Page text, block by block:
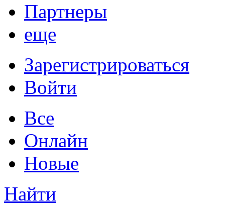
Партнеры
еще
Зарегистрироваться
Войти
Все
Онлайн
Новые
Найти